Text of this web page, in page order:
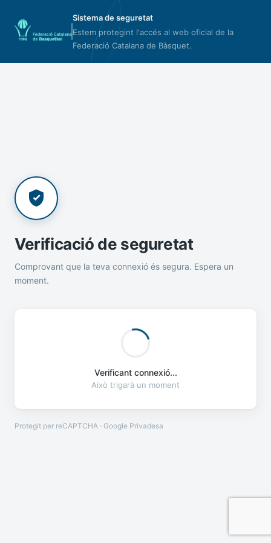
Sistema de seguretat
Estem protegint l'accés al web oficial de la
Federació Catalana de Bàsquet.
Verificació de seguretat
Comprovant que la teva connexió és segura. Espera un
moment.
Verificant connexió...
Això trigarà un moment
Protegit per reCAPTCHA · Google Privadesa